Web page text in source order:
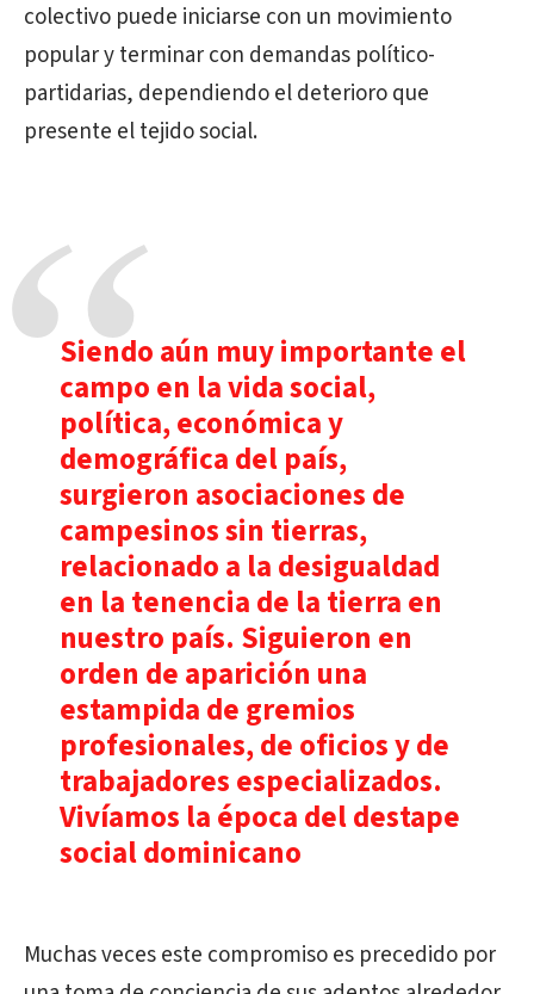
colectivo puede iniciarse con un movimiento
popular y terminar con demandas político-
partidarias, dependiendo el deterioro que
presente el tejido social.
Siendo aún muy importante el
campo en la vida social,
política, económica y
demográfica del país,
surgieron asociaciones de
campesinos sin tierras,
relacionado a la desigualdad
en la tenencia de la tierra en
nuestro país. Siguieron en
orden de aparición una
estampida de gremios
profesionales, de oficios y de
trabajadores especializados.
Vivíamos la época del destape
social dominicano
Muchas veces este compromiso es precedido por